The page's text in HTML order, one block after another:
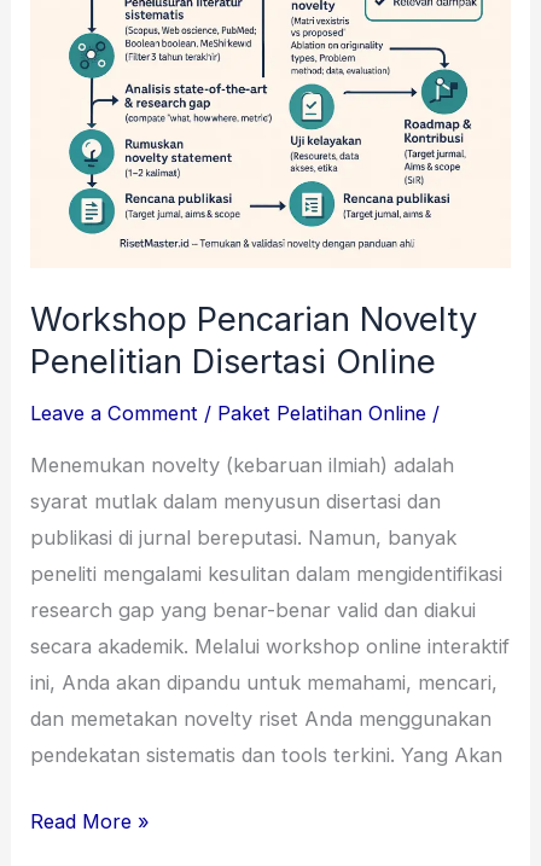
Workshop Pencarian Novelty
Penelitian Disertasi Online
Leave a Comment / Paket Pelatihan Online /
Menemukan novelty (kebaruan ilmiah) adalah
syarat mutlak dalam menyusun disertasi dan
publikasi di jurnal bereputasi. Namun, banyak
peneliti mengalami kesulitan dalam mengidentifikasi
research gap yang benar-benar valid dan diakui
secara akademik. Melalui workshop online interaktif
ini, Anda akan dipandu untuk memahami, mencari,
dan memetakan novelty riset Anda menggunakan
pendekatan sistematis dan tools terkini. Yang Akan
Read More »